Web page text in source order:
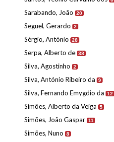
Sarabando, João 20
Seguel, Gerardo 2
Sérgio, António 28
Serpa, Alberto de 38
Silva, Agostinho 2
Silva, António Ribeiro da 9
Silva, Fernando Emygdio da 12
Simões, Alberto da Veiga 5
Simões, João Gaspar 11
Simões, Nuno 8